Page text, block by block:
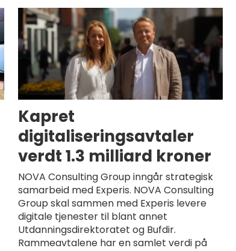
Kapret
digitaliseringsavtaler
verdt 1.3 milliard kroner
NOVA Consulting Group inngår strategisk
samarbeid med Experis. NOVA Consulting
Group skal sammen med Experis levere
digitale tjenester til blant annet
Utdanningsdirektoratet og Bufdir.
Rammeavtalene har en samlet verdi på